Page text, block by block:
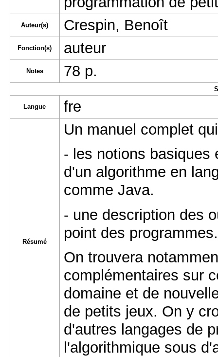
Auteur(s) Crespin, Benoît
Fonction(s) auteur
Notes 78 p.
Langue fre
Résumé
Un manuel complet
- les notions basiques
d'un algorithme en
comme Java.
- une description des
point des programmes.
On trouvera
complémentaires sur
domaine et de
de petits jeux. On y
d'autres langages de
l'algorithmique sous